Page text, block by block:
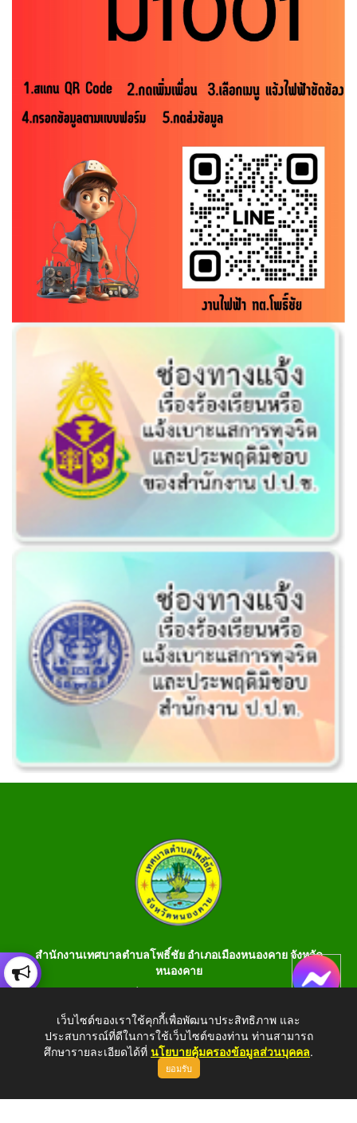
สำนักงานเทศบาลตำบลโพธิ์ชัย อำเภอเมืองหนองคาย จังหวัด
หนองคาย
990401 โทรสาร 042-990400
E-Saraban : saraban_05430106@dla.go.th
เว็บไซต์ของเราใช้คุกกี้เพื่อพัฒนาประสิทธิภาพ และ
ประสบการณ์ที่ดีในการใช้เว็บไซต์ของท่าน ท่านสามารถ
ศึกษารายละเอียดได้ที่ นโยบายคุ้มครองข้อมูลส่วนบุคคล.
ยอมรับ